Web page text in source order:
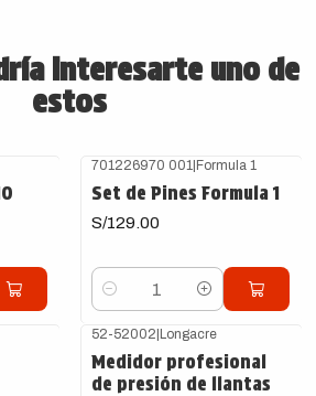
interesarte uno de
estos
701226970 001 |Formula 1
Set de Pines Formula 1
S/129.00
Cantidad
52-52002|Longacre
Medidor profesional
de presión de llantas